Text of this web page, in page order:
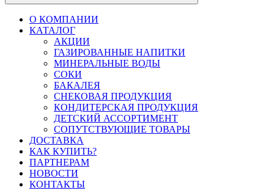
О КОМПАНИИ
КАТАЛОГ
АКЦИИ
ГАЗИРОВАННЫЕ НАПИТКИ
МИНЕРАЛЬНЫЕ ВОДЫ
СОКИ
БАКАЛЕЯ
СНЕКОВАЯ ПРОДУКЦИЯ
КОНДИТЕРСКАЯ ПРОДУКЦИЯ
ДЕТСКИЙ АССОРТИМЕНТ
СОПУТСТВУЮЩИЕ ТОВАРЫ
ДОСТАВКА
КАК КУПИТЬ?
ПАРТНЕРАМ
НОВОСТИ
КОНТАКТЫ